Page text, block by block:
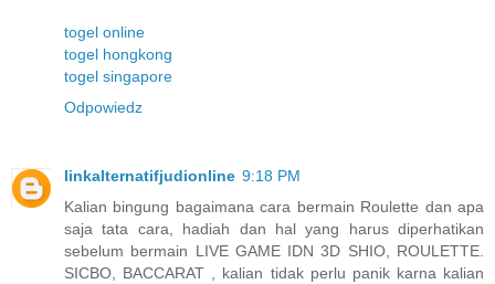
togel online
togel hongkong
togel singapore
Odpowiedz
linkalternatifjudionline 9:18 PM
Kalian bingung bagaimana cara bermain Roulette dan apa
saja tata cara, hadiah dan hal yang harus diperhatikan
sebelum bermain LIVE GAME IDN 3D SHIO, ROULETTE.
SICBO, BACCARAT , kalian tidak perlu panik karna kalian